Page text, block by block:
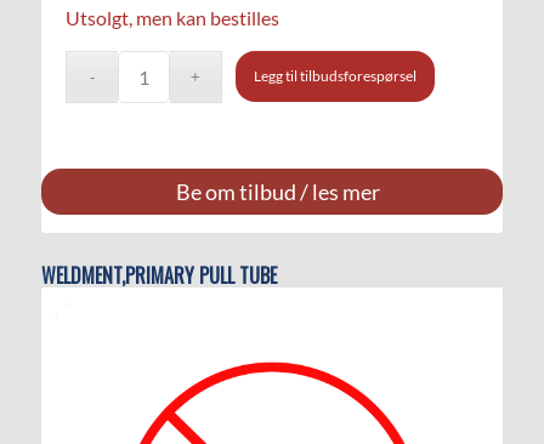
Utsolgt, men kan bestilles
Legg til tilbudsforespørsel
Be om tilbud / les mer
WELDMENT,PRIMARY PULL TUBE